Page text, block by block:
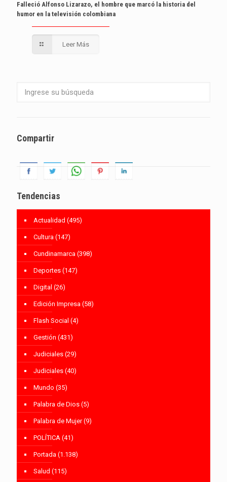
Falleció Alfonso Lizarazo, el hombre que marcó la historia del
humor en la televisión colombiana
Leer Más
Compartir
Tendencias
Actualidad (495)
Cultura (147)
Cundinamarca (398)
Deportes (147)
Digital (26)
Edición Impresa (58)
Flash Social (4)
Gestión (431)
Judiciales (29)
Judiciales (40)
Mundo (35)
Palabra de Dios (5)
Palabra de Mujer(9)
POLÍTICA (41)
Portada (1.138)
Salud (115)